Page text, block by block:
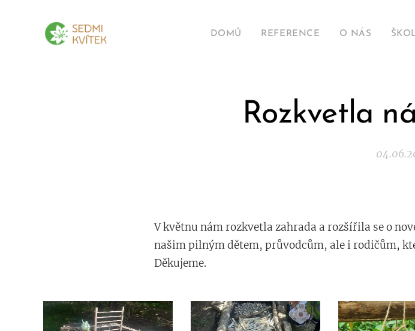
DOMŮ REFERENCE O NÁS
Rozkvetla
V květnu nám rozkvetla zahrada a rozšířila se o
našim pilným dětem, průvodcům, ale i rodičům,
Děkujeme.